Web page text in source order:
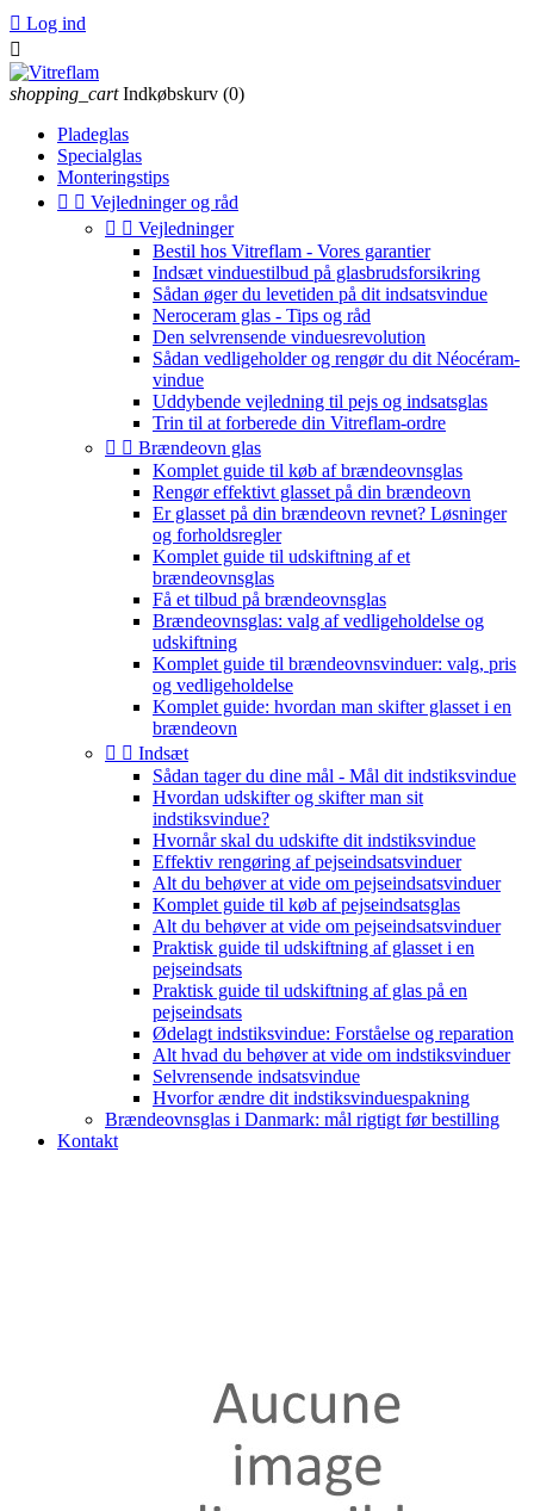
 Log ind

shopping_cart Indkøbskurv (0)
Pladeglas
Specialglas
Monteringstips
  Vejledninger og råd
  Vejledninger
Bestil hos Vitreflam - Vores garantier
Indsæt vinduestilbud på glasbrudsforsikring
Sådan øger du levetiden på dit indsatsvindue
Neroceram glas - Tips og råd
Den selvrensende vinduesrevolution
Sådan vedligeholder og rengør du dit Néocéram-
vindue
Uddybende vejledning til pejs og indsatsglas
Trin til at forberede din Vitreflam-ordre
  Brændeovn glas
Komplet guide til køb af brændeovnsglas
Rengør effektivt glasset på din brændeovn
Er glasset på din brændeovn revnet? Løsninger
og forholdsregler
Komplet guide til udskiftning af et
brændeovnsglas
Få et tilbud på brændeovnsglas
Brændeovnsglas: valg af vedligeholdelse og
udskiftning
Komplet guide til brændeovnsvinduer: valg, pris
og vedligeholdelse
Komplet guide: hvordan man skifter glasset i en
brændeovn
  Indsæt
Sådan tager du dine mål - Mål dit indstiksvindue
Hvordan udskifter og skifter man sit
indstiksvindue?
Hvornår skal du udskifte dit indstiksvindue
Effektiv rengøring af pejseindsatsvinduer
Alt du behøver at vide om pejseindsatsvinduer
Komplet guide til køb af pejseindsatsglas
Alt du behøver at vide om pejseindsatsvinduer
Praktisk guide til udskiftning af glasset i en
pejseindsats
Praktisk guide til udskiftning af glas på en
pejseindsats
Ødelagt indstiksvindue: Forståelse og reparation
Alt hvad du behøver at vide om indstiksvinduer
Selvrensende indsatsvindue
Hvorfor ændre dit indstiksvinduespakning
Brændeovnsglas i Danmark: mål rigtigt før bestilling
Kontakt